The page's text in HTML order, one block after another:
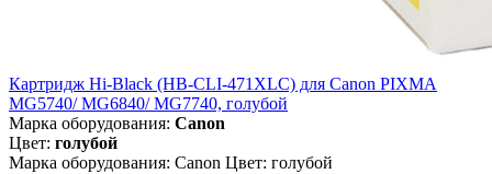
Картридж Hi-Black (HB-CLI-471XLC) для Canon PIXMA
MG5740/ MG6840/ MG7740, голубой
Марка оборудования: Canon
Цвет: голубой
Марка оборудования: Canon Цвет: голубой